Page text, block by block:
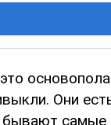
Они
самые